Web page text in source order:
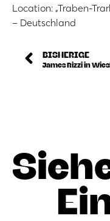
Location: „Traben-
– Deutschland
BISHERIGE
James Rizzi in